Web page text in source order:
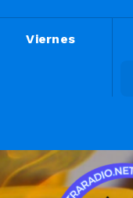
Viernes